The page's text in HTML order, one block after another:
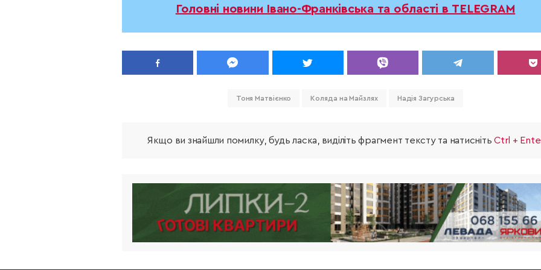
Головні новини Івано-Франківська та області в TELEGRAM
Тоня Матвієнко Коляда на Майзлях Надія Загурська
Якщо ви знайшли помилку, будь ласка, виділіть фрагмент тексту та натиснітьCtrl +